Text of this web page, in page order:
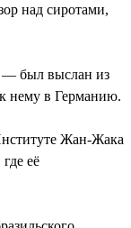
над сиротами,
был выслан из
нему в Германию.
Жан-Жака
её